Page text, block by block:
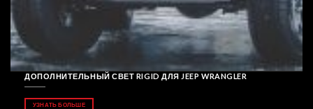
ДОПОЛНИТЕЛЬНЫЙ СВЕТ RIGID ДЛЯ JEEP WRANGLER
УЗНАТЬ БОЛЬШЕ